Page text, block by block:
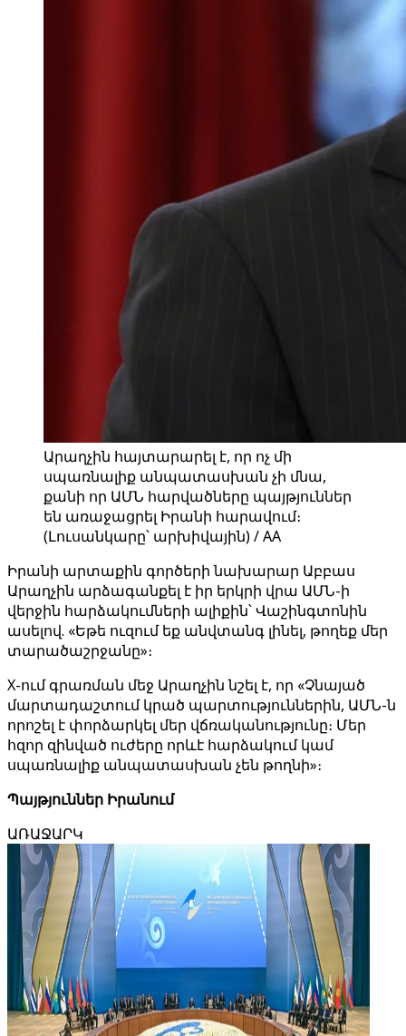
Արաղչին հայտարարել է, որ ոչ մի
սպառնալիք անպատասխան չի մնա,
քանի որ ԱՄՆ հարվածները պայթյուններ
են առաջացրել Իրանի հարավում։
(Լուսանկարը՝ արխիվային) / AA
Իրանի արտաքին գործերի նախարար Աբբաս
Արաղչին արձագանքել է իր երկրի վրա ԱՄՆ-ի
վերջին հարձակումների ալիքին՝ Վաշինգտոնին
ասելով. «Եթե ուզում եք անվտանգ լինել, թողեք մեր
տարածաշրջանը»։
X-ում գրառման մեջ Արաղչին նշել է, որ «Չնայած
մարտադաշտում կրած պարտություններին, ԱՄՆ-ն
որոշել է փորձարկել մեր վճռականությունը։ Մեր
հզոր զինված ուժերը որևէ հարձակում կամ
սպառնալիք անպատասխան չեն թողնի»։
Պայթյուններ Իրանում
ԱՌԱՋԱՐԿ